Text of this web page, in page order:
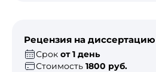
Рецензия на
Срок от 1 день
Стоимость 1800 руб.